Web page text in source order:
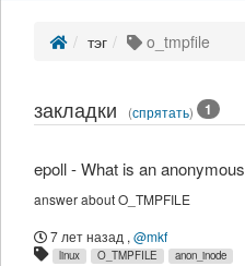
тэг o_tmpfile
закладки (спрятать) 1
answer about O_TMPFILE
7 лет назад , @mkf
linux O_TMPFILE anon_inode